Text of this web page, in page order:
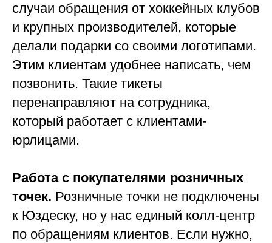
случаи обращения от хоккейных клубов
и крупных производителей, которые
делали подарки со своими логотипами.
Этим клиентам удобнее написать, чем
позвонить. Такие тикеты
перенаправляют на сотрудника,
который работает с клиентами-
юрлицами.
Работа с покупателями розничных
точек. Розничные точки не подключены
к Юздеску, но у нас единый колл-центр
по обращениям клиентов. Если нужно,